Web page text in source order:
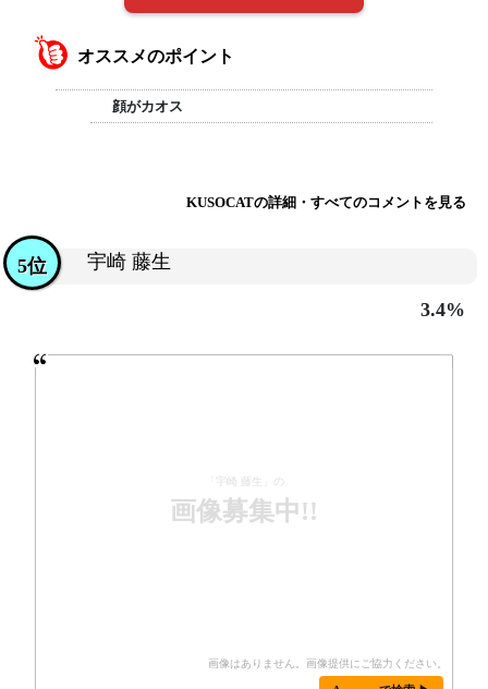
オススメのポイント
顔がカオス
KUSOCATの詳細・すべてのコメントを見る
宇崎 藤生
5位
3.4%
「宇崎 藤生」の
画像募集中!!